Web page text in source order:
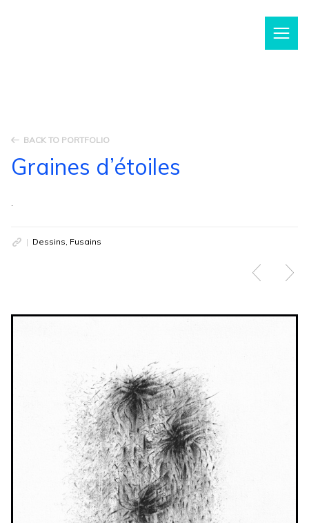
BACK TO PORTFOLIO
Graines d’étoiles
.
Dessins, Fusains